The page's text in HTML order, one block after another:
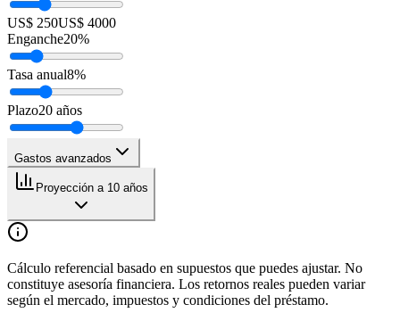
US$ 250US$ 4000
Enganche20%
Tasa anual8%
Plazo20 años
Gastos avanzados
Proyección a 10 años
Cálculo referencial basado en supuestos que puedes ajustar. No
constituye asesoría financiera. Los retornos reales pueden variar
según el mercado, impuestos y condiciones del préstamo.